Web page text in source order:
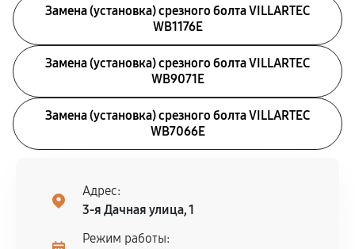
Замена (установка) срезного болта VILLARTEC
WB1176E
Замена (установка) срезного болта VILLARTEC
WB9071E
Замена (установка) срезного болта VILLARTEC
WB7066E
Адрес:
3-я Дачная улица, 1
Режим работы: